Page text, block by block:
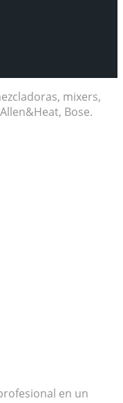
mixers,
Bose.
en un